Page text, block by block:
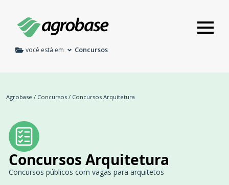
você está em Concursos
Agrobase / Concursos / Concursos Arquitetura
Concursos Arquitetura
Concursos públicos com vagas para arquitetos